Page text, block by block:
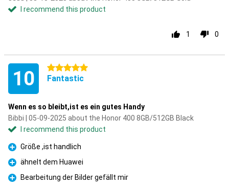
I recommend this product
1 0
10 5 stars
Fantastic
Wenn es so bleibt,ist es ein gutes Handy
Bibbi | 05-09-2025 about the Honor 400 8GB/512GB Black
I recommend this product
Pro
Größe ,ist handlich
Pro
ähnelt dem Huawei
Pro
Bearbeitung der Bilder gefällt mir